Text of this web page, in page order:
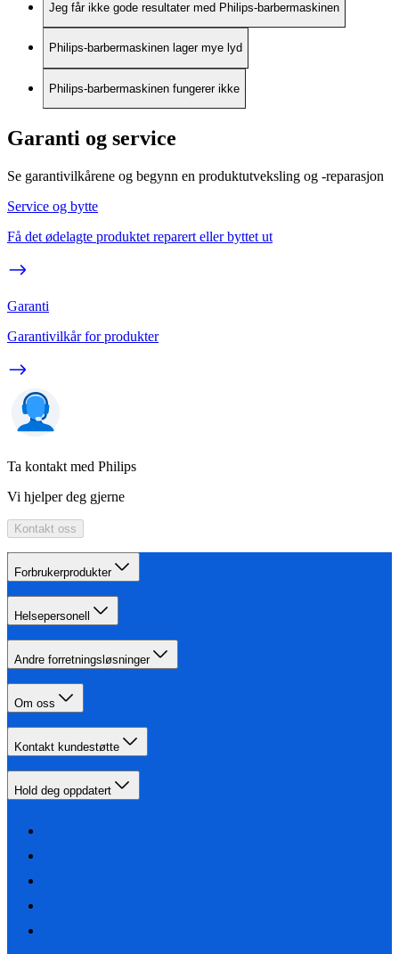
Jeg får ikke gode resultater med Philips-barbermaskinen
Philips-barbermaskinen lager mye lyd
Philips-barbermaskinen fungerer ikke
Garanti og service
Se garantivilkårene og begynn en produktutveksling og -reparasjon
Service og bytte
Få det ødelagte produktet reparert eller byttet ut
Garanti
Garantivilkår for produkter
Ta kontakt med Philips
Vi hjelper deg gjerne
Kontakt oss
Forbrukerprodukter
Helsepersonell
Andre forretningsløsninger
Om oss
Kontakt kundestøtte
Hold deg oppdatert